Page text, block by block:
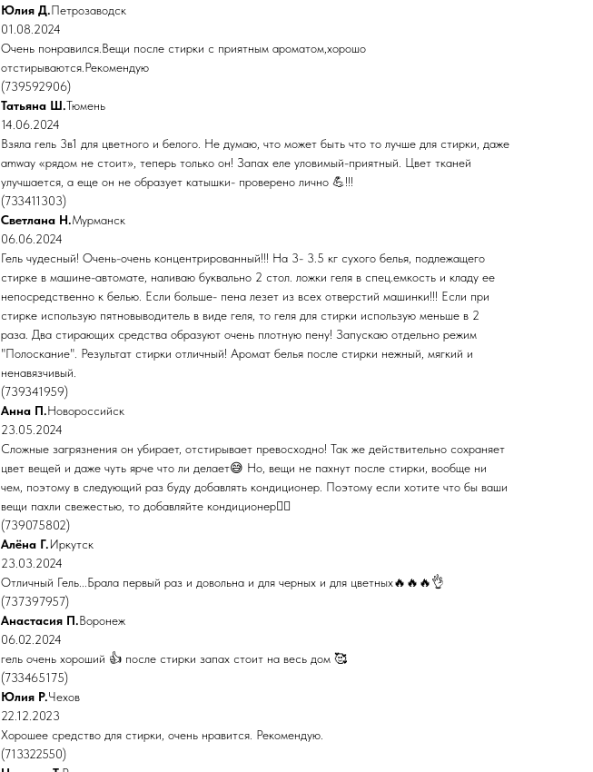
Юлия Д.Петрозаводск
01.08.2024
Очень понравился.Вещи после стирки с приятным ароматом,хорошо
отстирываются.Рекомендую
(739592906)
Татьяна Ш.Тюмень
14.06.2024
Взяла гель 3в1 для цветного и белого. Не думаю, что может быть что то лучше для стирки, даже
amway «рядом не стоит», теперь только он! Запах еле уловимый-приятный. Цвет тканей
улучшается, а еще он не образует катышки- проверено лично 💪!!!
(733411303)
Светлана Н.Мурманск
06.06.2024
Гель чудесный! Очень-очень концентрированный!!! На 3- 3.5 кг сухого белья, подлежащего
стирке в машине-автомате, наливаю буквально 2 стол. ложки геля в спец.емкость и кладу ее
непосредственно к белью. Если больше- пена лезет из всех отверстий машинки!!! Если при
стирке использую пятновыводитель в виде геля, то геля для стирки использую меньше в 2
раза. Два стирающих средства образуют очень плотную пену! Запускаю отдельно режим
"Полоскание". Результат стирки отличный! Аромат белья после стирки нежный, мягкий и
ненавязчивый.
(739341959)
Анна П.Новороссийск
23.05.2024
Сложные загрязнения он убирает, отстирывает превосходно! Так же действительно сохраняет
цвет вещей и даже чуть ярче что ли делает😅 Но, вещи не пахнут после стирки, вообще ни
чем, поэтому в следующий раз буду добавлять кондиционер. Поэтому если хотите что бы ваши
вещи пахли свежестью, то добавляйте кондиционер👌🏼
(739075802)
Алёна Г.Иркутск
23.03.2024
Отличный Гель...Брала первый раз и довольна и для черных и для цветных🔥🔥🔥👌
(737397957)
Анастасия П.Воронеж
06.02.2024
гель очень хороший 👍 после стирки запах стоит на весь дом 🥰
(733465175)
Юлия Р.Чехов
22.12.2023
Хорошее средство для стирки, очень нравится. Рекомендую.
(713322550)